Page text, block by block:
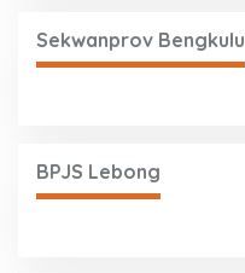
Sekwanprov Bengkulu
BPJS Lebong